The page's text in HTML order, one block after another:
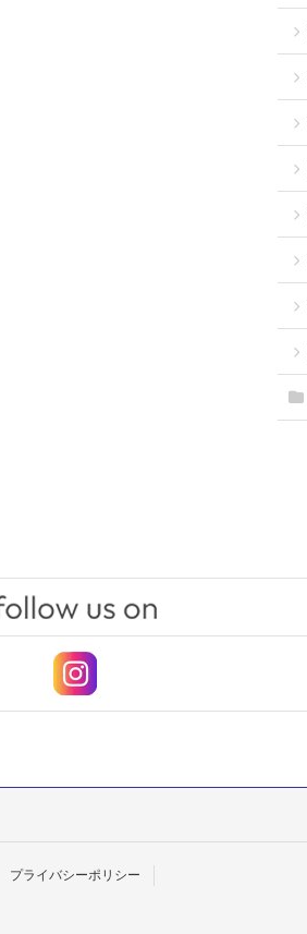
プライバシーポリシー